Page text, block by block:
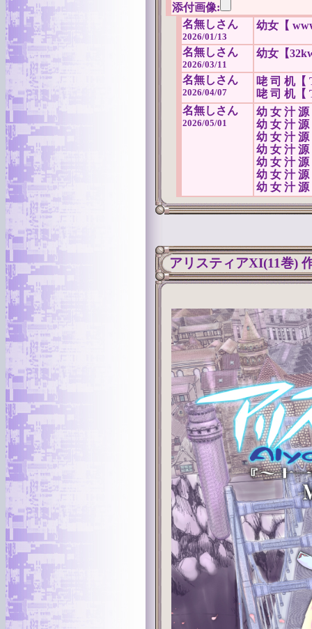
添付画像:
名無しさん
2026/01/13
幼女【
名無しさん
2026/03/11
幼女【
名無しさん
2026/04/07
咾 司 机【
咾 司 机【
名無しさん
2026/05/01
幼 女 汁 源
幼 女 汁 源
幼 女 汁 源
幼 女 汁 源
幼 女 汁 源
幼 女 汁 源
幼 女 汁 源
アリスティアXI(11巻)